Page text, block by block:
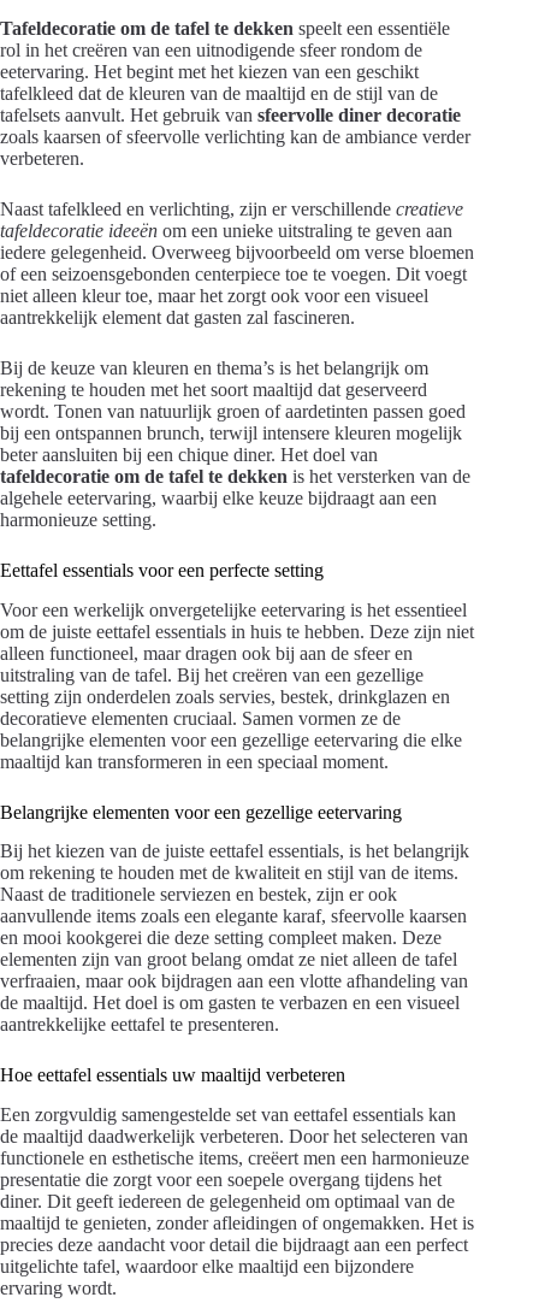
Tafeldecoratie om de tafel te dekken speelt een essentiële
rol in het creëren van een uitnodigende sfeer rondom de
eetervaring. Het begint met het kiezen van een geschikt
tafelkleed dat de kleuren van de maaltijd en de stijl van de
tafelsets aanvult. Het gebruik van sfeervolle diner decoratie
zoals kaarsen of sfeervolle verlichting kan de ambiance verder
verbeteren.
Naast tafelkleed en verlichting, zijn er verschillende creatieve
tafeldecoratie ideeën om een unieke uitstraling te geven aan
iedere gelegenheid. Overweeg bijvoorbeeld om verse bloemen
of een seizoensgebonden centerpiece toe te voegen. Dit voegt
niet alleen kleur toe, maar het zorgt ook voor een visueel
aantrekkelijk element dat gasten zal fascineren.
Bij de keuze van kleuren en thema’s is het belangrijk om
rekening te houden met het soort maaltijd dat geserveerd
wordt. Tonen van natuurlijk groen of aardetinten passen goed
bij een ontspannen brunch, terwijl intensere kleuren mogelijk
beter aansluiten bij een chique diner. Het doel van
tafeldecoratie om de tafel te dekken is het versterken van de
algehele eetervaring, waarbij elke keuze bijdraagt aan een
harmonieuze setting.
Eettafel essentials voor een perfecte setting
Voor een werkelijk onvergetelijke eetervaring is het essentieel
om de juiste eettafel essentials in huis te hebben. Deze zijn niet
alleen functioneel, maar dragen ook bij aan de sfeer en
uitstraling van de tafel. Bij het creëren van een gezellige
setting zijn onderdelen zoals servies, bestek, drinkglazen en
decoratieve elementen cruciaal. Samen vormen ze de
belangrijke elementen voor een gezellige eetervaring die elke
maaltijd kan transformeren in een speciaal moment.
Belangrijke elementen voor een gezellige eetervaring
Bij het kiezen van de juiste eettafel essentials, is het belangrijk
om rekening te houden met de kwaliteit en stijl van de items.
Naast de traditionele serviezen en bestek, zijn er ook
aanvullende items zoals een elegante karaf, sfeervolle kaarsen
en mooi kookgerei die deze setting compleet maken. Deze
elementen zijn van groot belang omdat ze niet alleen de tafel
verfraaien, maar ook bijdragen aan een vlotte afhandeling van
de maaltijd. Het doel is om gasten te verbazen en een visueel
aantrekkelijke eettafel te presenteren.
Hoe eettafel essentials uw maaltijd verbeteren
Een zorgvuldig samengestelde set van eettafel essentials kan
de maaltijd daadwerkelijk verbeteren. Door het selecteren van
functionele en esthetische items, creëert men een harmonieuze
presentatie die zorgt voor een soepele overgang tijdens het
diner. Dit geeft iedereen de gelegenheid om optimaal van de
maaltijd te genieten, zonder afleidingen of ongemakken. Het is
precies deze aandacht voor detail die bijdraagt aan een perfect
uitgelichte tafel, waardoor elke maaltijd een bijzondere
ervaring wordt.